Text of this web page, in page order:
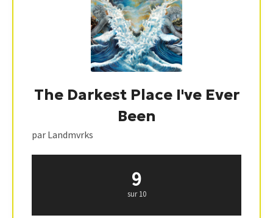
The Darkest Place I've Ever
Been
par Landmvrks
9
sur 10